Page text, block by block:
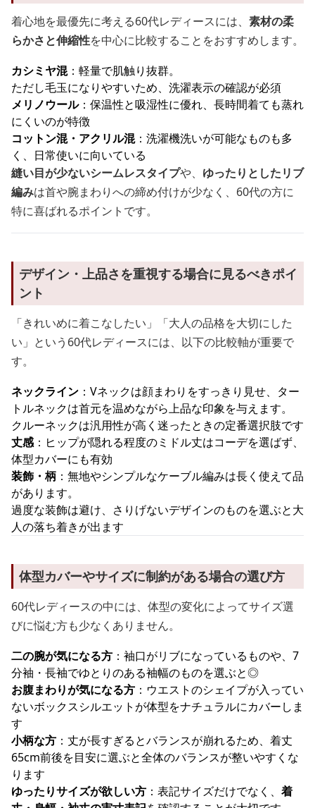
着心地を最優先に考える60代レディースには、 素材の柔
らかさと伸縮性を中心に比較することをおすすめします。
カシミヤ混：軽量で肌触り抜群。
ただし毛玉になりやすいため、洗濯表示の確認が必須
メリノウール：保温性と吸湿性に優れ、長時間着ても蒸れ
にくいのが特徴
コットン混・アクリル混：洗濯機洗いが可能なものも多
く、日常使いに向いている
縫い目が少ないシームレスタイプや、 ゆったりとしたリブ
編みは首や腕まわりへの締め付けが少なく、60代の方に
特に喜ばれるポイントです。
デザイン・上品さを重視する場合に見るべきポイ
ント
「きれいめに着こなしたい」「大人の品格を大切にした
い」という60代レディースには、以下の比較軸が重要で
す。
ネックライン ：Vネックは顔まわりをすっきり見せ、ター
トルネックは首元を温めながら上品な印象を与えます。
クルーネックは汎用性が高く迷ったときの定番選択肢です
丈感：ヒップが隠れる程度のミドル丈はコーデを選ばず、
体型カバーにも有効
装飾・柄 ：無地やシンプルなケーブル編みは長く使えて品
があります。
過度な装飾は避け、さりげないデザインのものを選ぶと大
人の落ち着きが出ます
体型カバーやサイズに制約がある場合の選び方
60代レディースの中には、体型の変化によってサイズ選
びに悩む方も少なくありません。
二の腕が気になる方 ：袖口がリブになっているものや、7
分袖・長袖でゆとりのある袖幅のものを選ぶと◎
お腹まわりが気になる方 ：ウエストのシェイプが入ってい
ないボックスシルエットが体型をナチュラルにカバーしま
す
小柄な方 ：丈が長すぎるとバランスが崩れるため、着丈
65cm前後を目安に選ぶと全体のバランスが整いやすくな
ります
ゆったりサイズが欲しい方 ：表記サイズだけでなく、 着